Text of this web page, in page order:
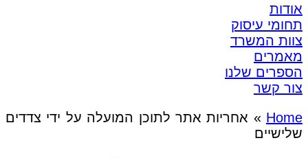
אודות
תחומי עיסוק
צוות המשרד
מאמרים
הספרים שלנו
צור קשר
Home
» אחריות אתר לתוכן המועלה על ידי צדדים
שלישיים